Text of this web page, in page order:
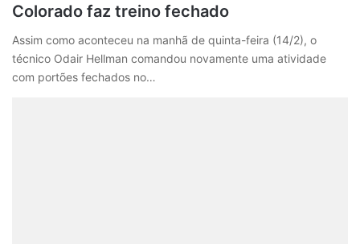
Colorado faz treino fechado
Assim como aconteceu na manhã de quinta-feira (14/2), o
técnico Odair Hellman comandou novamente uma atividade
com portões fechados no…